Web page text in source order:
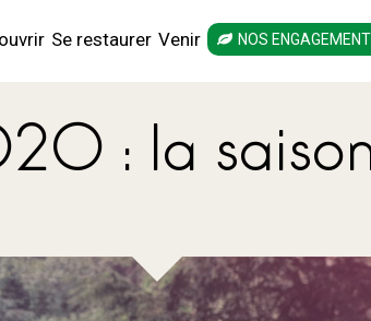
Se restaurer Venir NOS
: la